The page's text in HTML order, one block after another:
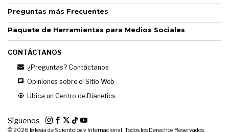
Preguntas más Frecuentes
Paquete de Herramientas para Medios Sociales
CONTÁCTANOS
¿Preguntas? Contáctanos
Opiniones sobre el Sitio Web
Ubica un Centro de Dianetics
Síguenos
© 2026 Iglesia de Scientology Internacional. Todos los Derechos Reservados.